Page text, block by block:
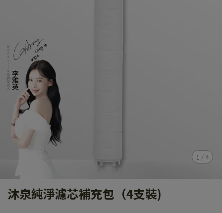
1 / 4
沐泉純淨濾芯補充包（4支裝)